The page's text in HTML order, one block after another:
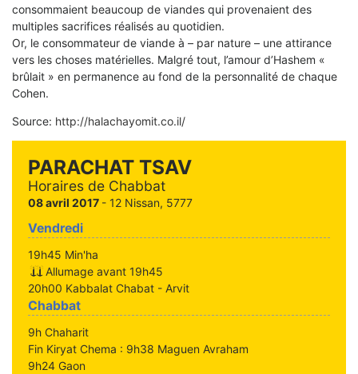
consommaient beaucoup de viandes qui provenaient des
multiples sacrifices réalisés au quotidien.
Or, le consommateur de viande à – par nature – une attirance
vers les choses matérielles. Malgré tout, l’amour d’Hashem «
brûlait » en permanence au fond de la personnalité de chaque
Cohen.
Source: http://halachayomit.co.il/
PARACHAT TSAV
Horaires de Chabbat
08 avril 2017 - 12 Nissan, 5777
Vendredi
19h45 Min'ha
Allumage avant 19h45
20h00 Kabbalat Chabat - Arvit
Chabbat
9h Chaharit
Fin Kiryat Chema : 9h38 Maguen Avraham
9h24 Gaon